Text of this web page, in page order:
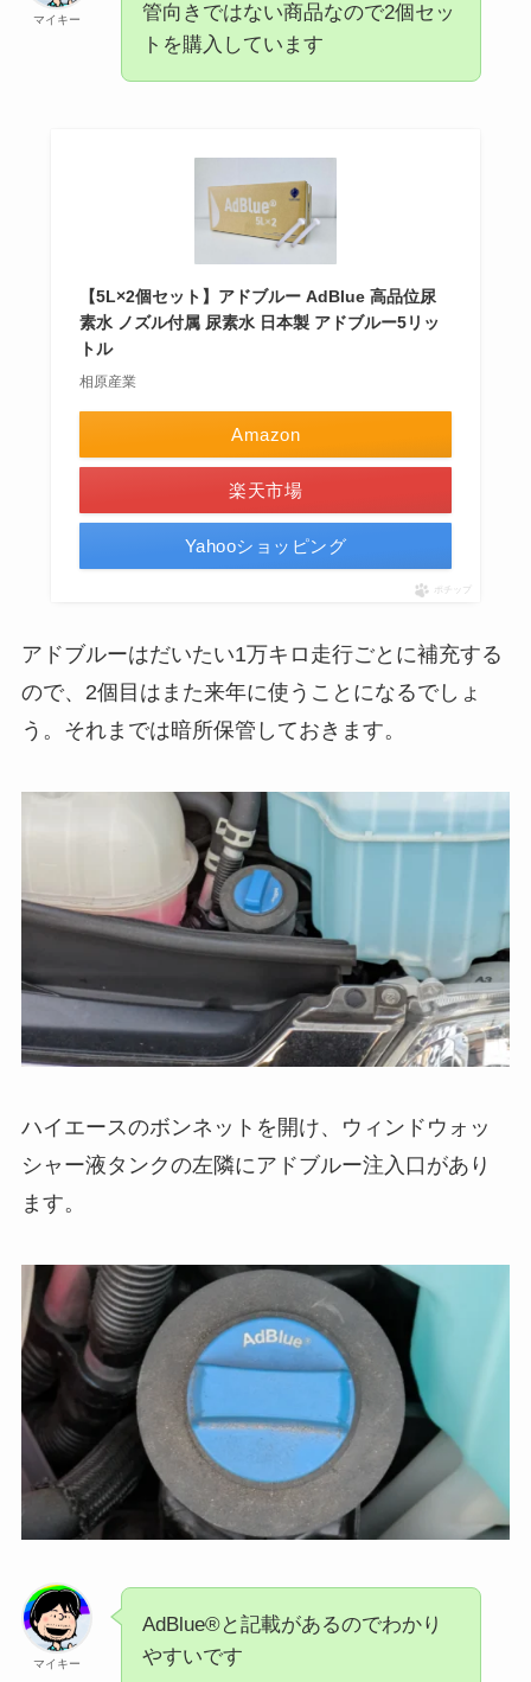
マイキー
管向きではない商品なので2個セッ
トを購入しています
【5L×2個セット】アドブルー AdBlue 高品位尿
素水 ノズル付属 尿素水 日本製 アドブルー5リッ
トル
相原産業
Amazon
楽天市場
Yahooショッピング
ポチップ
アドブルーはだいたい1万キロ走行ごとに補充する
ので、2個目はまた来年に使うことになるでしょ
う。それまでは暗所保管しておきます。
ハイエースのボンネットを開け、ウィンドウォッ
シャー液タンクの左隣にアドブルー注入口があり
ます。
マイキー
AdBlue®と記載があるのでわかり
やすいです